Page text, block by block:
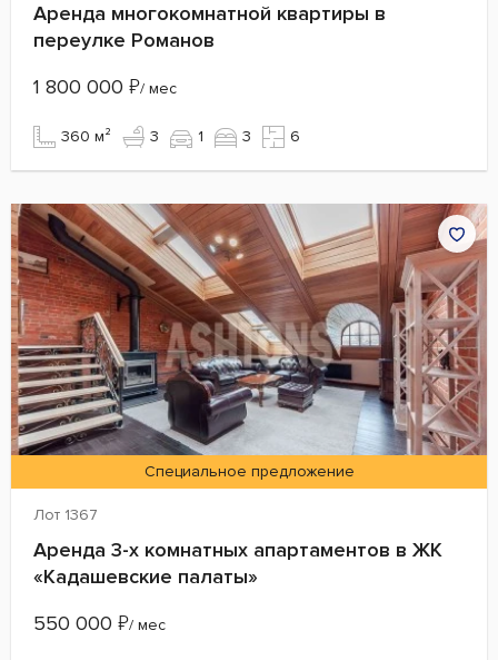
Аренда многокомнатной квартиры в
переулке Романов
1 800 000 ₽/ мес
360 м² 3 1 3 6
Специальное предложение
Лот 1367
Аренда 3-х комнатных апартаментов в ЖК
«Кадашевские палаты»
550 000 ₽/ мес